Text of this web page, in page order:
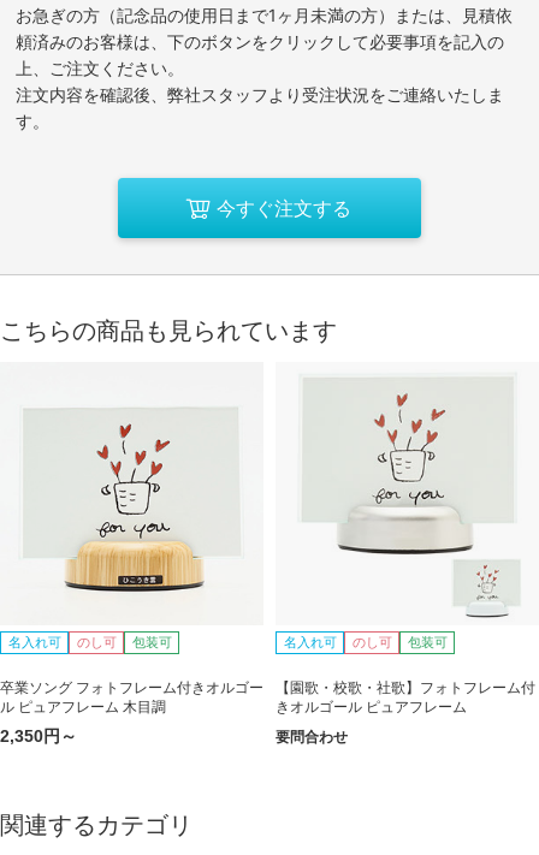
お急ぎの方（記念品の使用日まで1ヶ月未満の方）または、見積依
頼済みのお客様は、下のボタンをクリックして必要事項を記入の
上、ご注文ください。
注文内容を確認後、弊社スタッフより受注状況をご連絡いたしま
す。
今すぐ注文する
こちらの商品も見られています
名入れ可 のし可 包装可
卒業ソング フォトフレーム付きオルゴー
ル ピュアフレーム 木目調
2,350円～
名入れ可 のし可 包装可
【園歌・校歌・社歌】フォトフレーム付
きオルゴール ピュアフレーム
要問合わせ
関連するカテゴリ